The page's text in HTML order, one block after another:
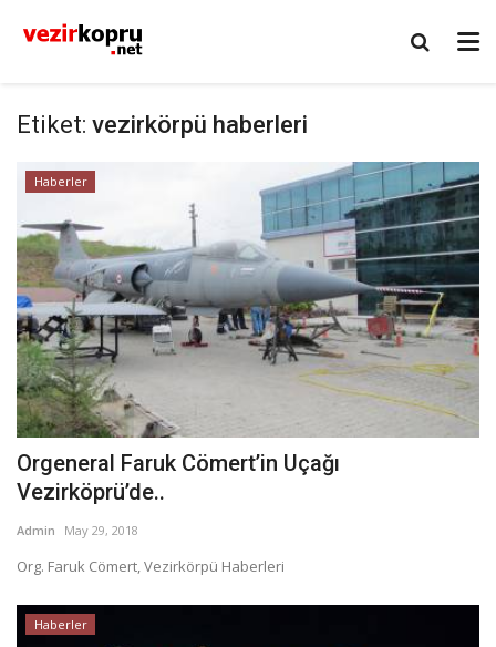
Etiket: vezirkörpü haberleri
Haberler
Orgeneral Faruk Cömert’in Uçağı
Vezirköprü’de..
Admin May 29, 2018
Org. Faruk Cömert, Vezirkörpü Haberleri
Haberler